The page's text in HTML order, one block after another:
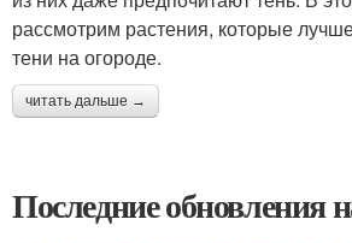
рассмотрим растения, которые
тени на огороде.
читать дальше →
Последние обновления